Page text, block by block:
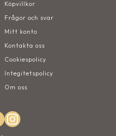
Köpvillkor
Frågor och svar
Mitt konto
Kontakta oss
Cookiespolicy
Integitetspolicy
Om oss